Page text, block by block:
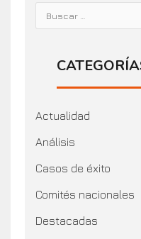
Actualidad
Análisis
Casos de éxito
Comités nacionales
Destacadas